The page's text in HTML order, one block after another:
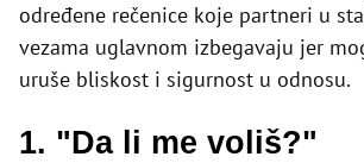
određene rečenice koje partneri u
vezama uglavnom izbegavaju jer
uruše bliskost i sigurnost u odnosu.
1. "Da li me voliš?"